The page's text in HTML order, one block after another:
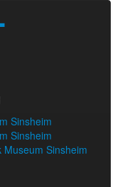
Sinsheim
Sinsheim
Museum Sinsheim